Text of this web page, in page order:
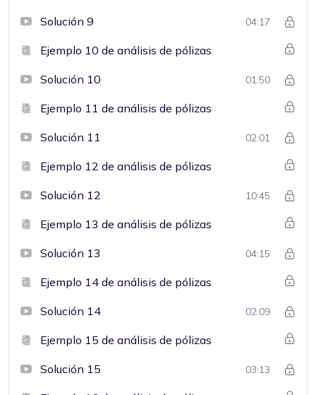
Solución 9 04:17
Ejemplo 10 de análisis de pólizas
Solución 10 01:50
Ejemplo 11 de análisis de pólizas
Solución 11 02:01
Ejemplo 12 de análisis de pólizas
Solución 12 10:45
Ejemplo 13 de análisis de pólizas
Solución 13 04:15
Ejemplo 14 de análisis de pólizas
Solución 14 02:09
Ejemplo 15 de análisis de pólizas
Solución 15 03:13